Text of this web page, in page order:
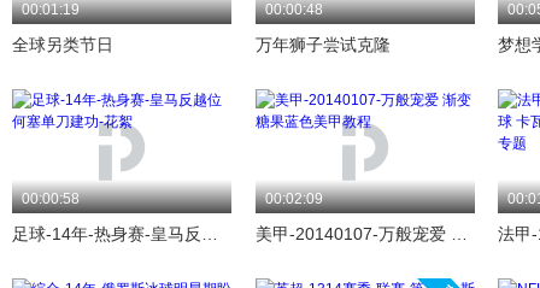
00:01:19
全球另类节日
00:00:48
万年狮子尝试克隆 梦想
00:00:58 00:02:09